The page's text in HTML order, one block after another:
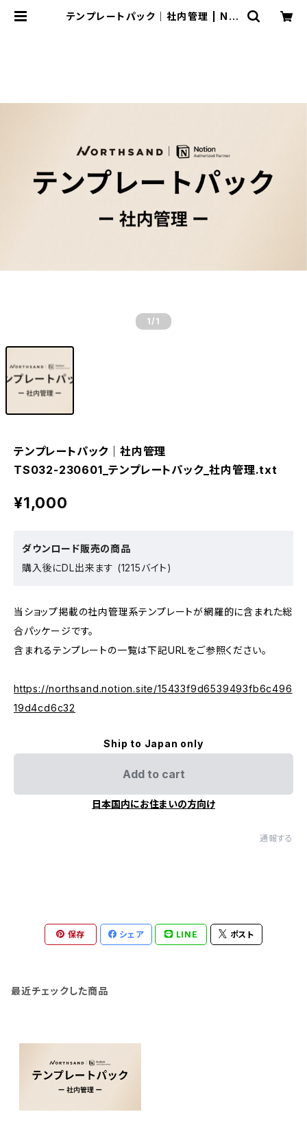
テンプレートパック｜社内管理 | Not
1 /1
テンプレートパック｜社内管理
TS032-230601_テンプレートパック_社内管理.txt
¥1,000
ダウンロード販売の商品
購入後にDL出来ます (1215バイト)
当ショップ掲載の社内管理系テンプレートが網羅的に含まれた総
合パッケージです。
含まれるテンプレートの一覧は下記URLをご参照ください。
https://northsand.notion.site/15433f9d6539493fb6c496
19d4cd6c32
Ship to Japan only
Add to cart
日本国内にお住まいの方向け
通報する
保存 シェア LINE ポスト
最近チェックした商品